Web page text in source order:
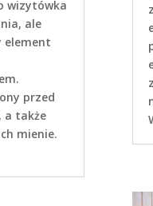
wizytówka
ale
element
przed
a także
mienie.